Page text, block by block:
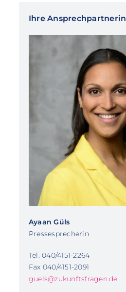
Ihre Ansprechpartnerin
Ayaan Güls
Pressesprecherin
Tel. 040/4151-2264
Fax 040/4151-2091
guels@zukunftsfragen.de